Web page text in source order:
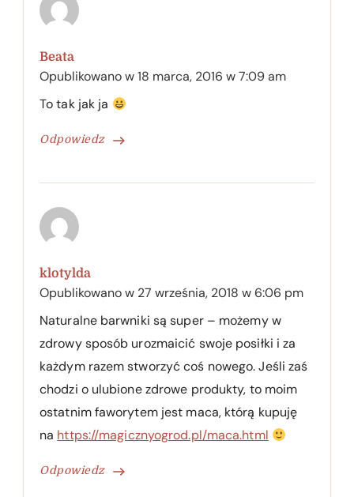
Beata
Opublikowano w18 marca, 2016 w 7:09 am
Odpowiedz
To tak jak ja
klotylda
Opublikowano w 27 września, 2018 w 6:06 pm
Odpowiedz
Naturalne barwniki są super – możemy w
zdrowy sposób urozmaicić swoje posiłki i za
każdym razem stworzyć coś nowego. Jeśli zaś
chodzi o ulubione zdrowe produkty, to moim
ostatnim faworytem jest maca, którą kupuję
na https://magicznyogrod.pl/maca.html